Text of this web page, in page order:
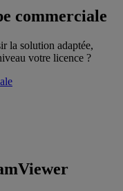
commerciale
la solution adaptée,
votre licence ?